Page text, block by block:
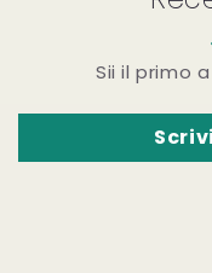
Sii il primo